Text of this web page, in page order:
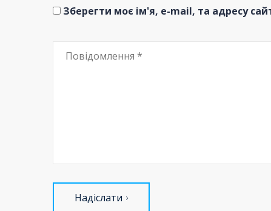
Зберегти моє ім'я, e-mail, та адресу
Надіслати